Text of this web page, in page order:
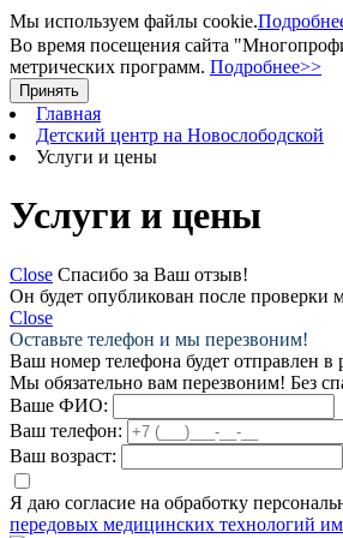
Мы используем файлы cookie.
Во время посещения сайта
метрических программ. Подробнее>>
Принять
Главная
Детский центр на Новослободской
Услуги и цены
Услуги и цены
Close Спасибо за Ваш отзыв!
Он будет опубликован после проверки
Close
Оставьте телефон и мы перезвоним!
Ваш номер телефона будет отправлен в
Мы обязательно вам перезвоним! Без
Ваше ФИО:
Ваш телефон:
Ваш возраст:
Я даю согласие на обработку
передовых медицинских технологий